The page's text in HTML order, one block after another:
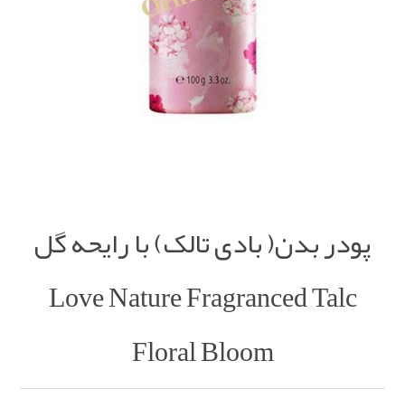
پودر بدن( بادی تالک) با رایحه گل
Love Nature Fragranced Talc
Floral Bloom